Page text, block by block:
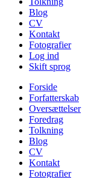
Blog
CV
Kontakt
Fotografier
Log ind
Skift sprog
Forside
Forfatterskab
Oversættelser
Foredrag
Tolkning
Blog
CV
Kontakt
Fotografier